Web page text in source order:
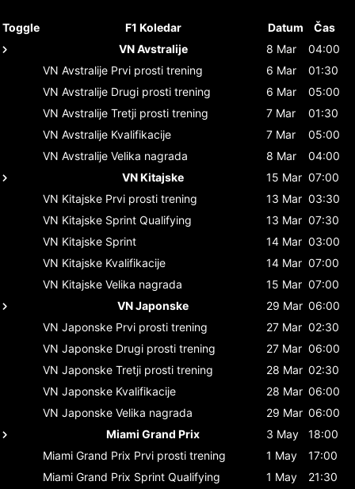
Toggle F1 Koledar Datum
Čas
VN Avstralije
8 Mar
04:00
VN Avstralije Prvi prosti trening 6 Mar
01:30
VN Avstralije Drugi prosti trening 6 Mar
05:00
VN Avstralije Tretji prosti trening 7 Mar
01:30
VN Avstralije Kvalifikacije 7 Mar
05:00
VN Avstralije Velika nagrada 8 Mar
04:00
VN Kitajske
15 Mar 07:00
VN Kitajske Prvi prosti trening 13 Mar 03:30
VN Kitajske Sprint Qualifying 13 Mar 07:30
VN Kitajske Sprint 14 Mar 03:00
VN Kitajske Kvalifikacije 14 Mar 07:00
VN Kitajske Velika nagrada 15 Mar 07:00
VN Japonske
29 Mar 06:00
VN Japonske Prvi prosti trening 27 Mar 02:30
VN Japonske Drugi prosti trening 27 Mar 06:00
VN Japonske Tretji prosti trening 28 Mar 02:30
VN Japonske Kvalifikacije 28 Mar 06:00
VN Japonske Velika nagrada 29 Mar 06:00
Miami Grand Prix
3 May
18:00
Miami Grand Prix Prvi prosti trening 1 May
17:00
Miami Grand Prix Sprint Qualifying 1 May
21:30